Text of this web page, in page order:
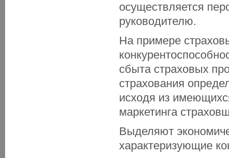
осуществляется
руководителю.
На примере
сбыта страховых
страхования
исходя из
маркетинга
Выделяют
характеризующие